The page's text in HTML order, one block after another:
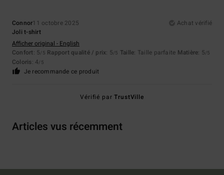
Connor11 octobre 2025
Achat vérifié
Joli t-shirt
Afficher original - English
Confort: 5/5 Rapport qualité / prix: 5/5 Taille: Taille parfaite Matière: 5/5
Coloris: 4/5
Je recommande ce produit
Vérifié parTrustVille
Articles vus récemment